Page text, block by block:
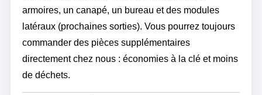
armoires, un canapé, un bureau et des modules
latéraux (prochaines sorties). Vous pourrez toujours
commander des pièces supplémentaires
directement chez nous : économies à la clé et moins
de déchets.